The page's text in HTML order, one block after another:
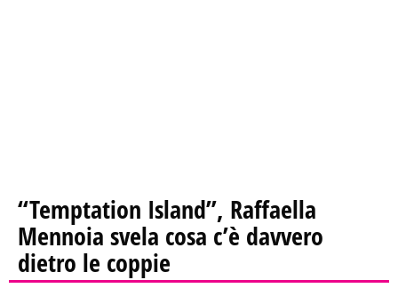
“Temptation Island”, Raffaella
Mennoia svela cosa c’è davvero
dietro le coppie